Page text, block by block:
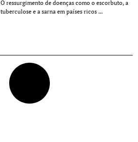
O ressurgimento de doenças como o escorbuto, a
tuberculose e a sarna em países ricos ...